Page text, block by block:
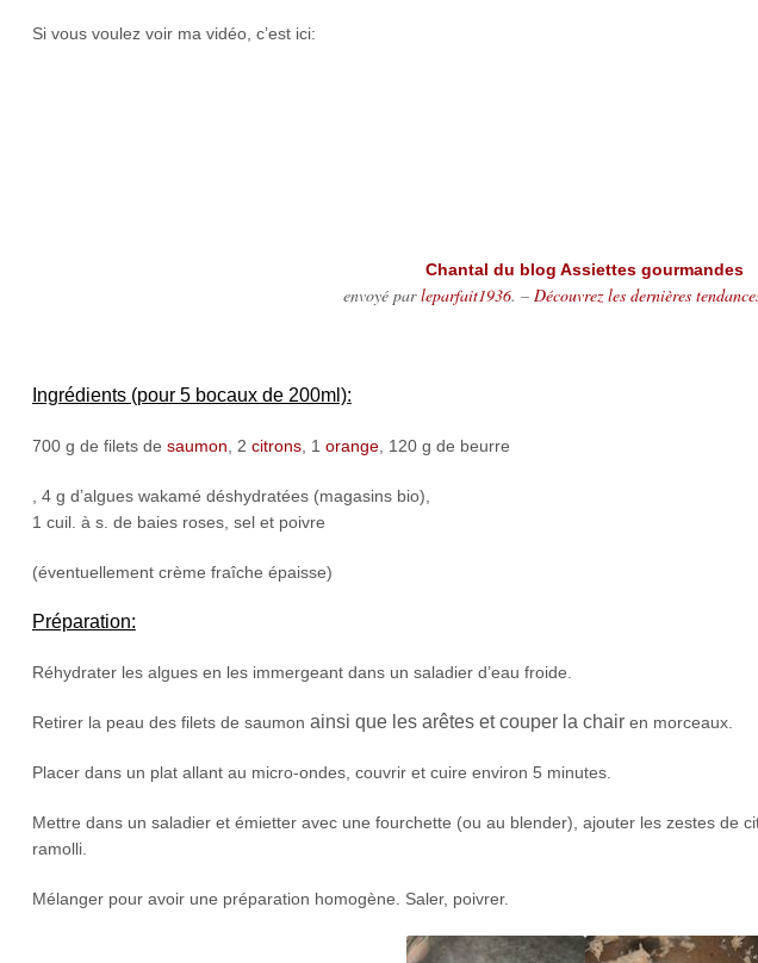
Si vous voulez voir ma vidéo, c’est ici:
Chantal du blog Assiettes gourmandes
envoyé parleparfait1936. – Découvrez les dernières
Ingrédients (pour 5 bocaux de 200ml):
700 g de filets de saumon, 2 citrons, 1 orange, 120 g de beurre
, 4 g d’algues wakamé déshydratées (magasins bio),
1 cuil. à s. de baies roses, sel et poivre
(éventuellement crème fraîche épaisse)
Préparation:
Réhydrater les algues en les immergeant dans un saladier d’eau froide.
Retirer la peau des filets de saumon ainsi que les arêtes et couper la chair en morceaux.
Placer dans un plat allant au micro-ondes, couvrir et cuire environ 5 minutes.
Mettre dans un saladier et émietter avec une fourchette (ou au blender), ajouter les zestes de
ramolli.
Mélanger pour avoir une préparation homogène. Saler, poivrer.